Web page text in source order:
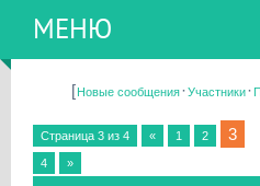
МЕНЮ
[Новые сообщения·Участники·
Страница 3 из 4 « 1 2 3
4 »